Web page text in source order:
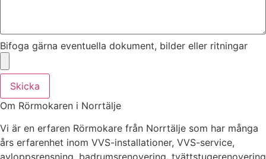
Bifoga gärna eventuella dokument, bilder eller ritningar
Skicka
Om Rörmokaren i Norrtälje
Vi är en erfaren Rörmokare från Norrtälje som har många
års erfarenhet inom VVS-installationer, VVS-service,